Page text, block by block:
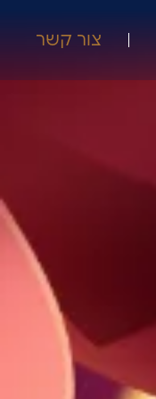
צור קשר